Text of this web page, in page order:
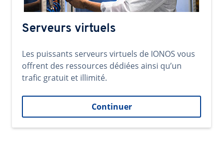
Serveurs virtuels
Les puissants serveurs virtuels de IONOS vous
offrent des ressources dédiées ainsi qu’un
trafic gratuit et illimité.
Continuer